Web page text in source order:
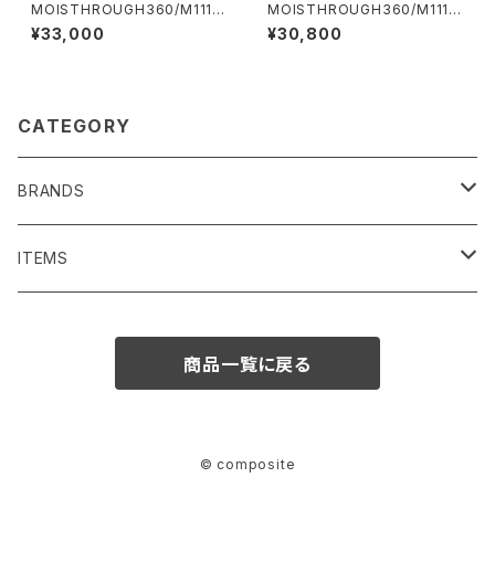
MOISTHROUGH360/M1116
M#1/特許取得・通気防水システ
ム採用”モイスルー360''全天候
¥33,000
MOISTHROUGH360/M1111
M#1/特許取得・通気防水システ
ム採用”モイスルー360''全天候
¥30,800
CATEGORY
BRANDS
SENTI FLATTER THE SENSES
ACCESSORIES
ITEMS
ACCESSORIES
商品一覧に戻る
© composite